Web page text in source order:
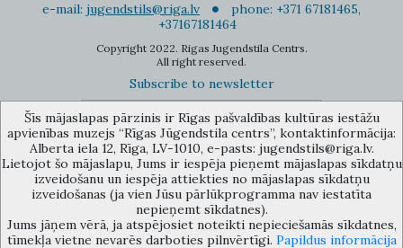
e-mail: jugendstils@riga.lv
phone: +371 67181465,
+37167181464
Copyright 2022. Rigas Jugendstila Centrs.
All right reserved.
Subscribe to newsletter
The Anti-Bureaucracy Centre of the Riga City Council (phone: 67026859,
67012031, e-mail: bac@riga.lv) performs functions of a contact point in
the Municipality of Riga, providing necessary protection and
confidentiality to a person who informs about possible conflicts of
interest or other corrupt deals of officials in the Department or its
Šīs mājaslapas pārzinis ir Rīgas pašvaldības kultūras iestāžu
apvienības muzejs “Rīgas Jūgendstila centrs”, kontaktinformācija:
Alberta iela 12, Rīga, LV-1010, e-pasts: jugendstils@riga.lv.
Lietojot šo mājaslapu, Jums ir iespēja pieņemt mājaslapas sīkdatņu
izveidošanu un iespēja attiekties no mājaslapas sīkdatņu
izveidošanas (ja vien Jūsu pārlūkprogramma nav iestatīta
nepieņemt sīkdatnes).
Jums jāņem vērā, ja atspējosiet noteikti nepieciešamās sīkdatnes,
tīmekļa vietne nevarēs darboties pilnvērtīgi. Papildus informācija